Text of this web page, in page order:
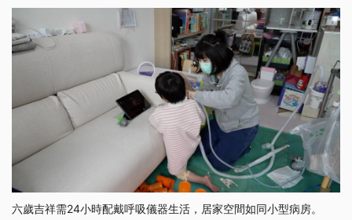
六歲吉祥需24小時配戴呼吸儀器生活，居家空間如同小型病房。